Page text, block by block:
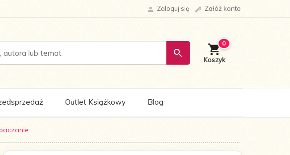
Zaloguj się Załóż konto
0
Outlet Książkowy Blog